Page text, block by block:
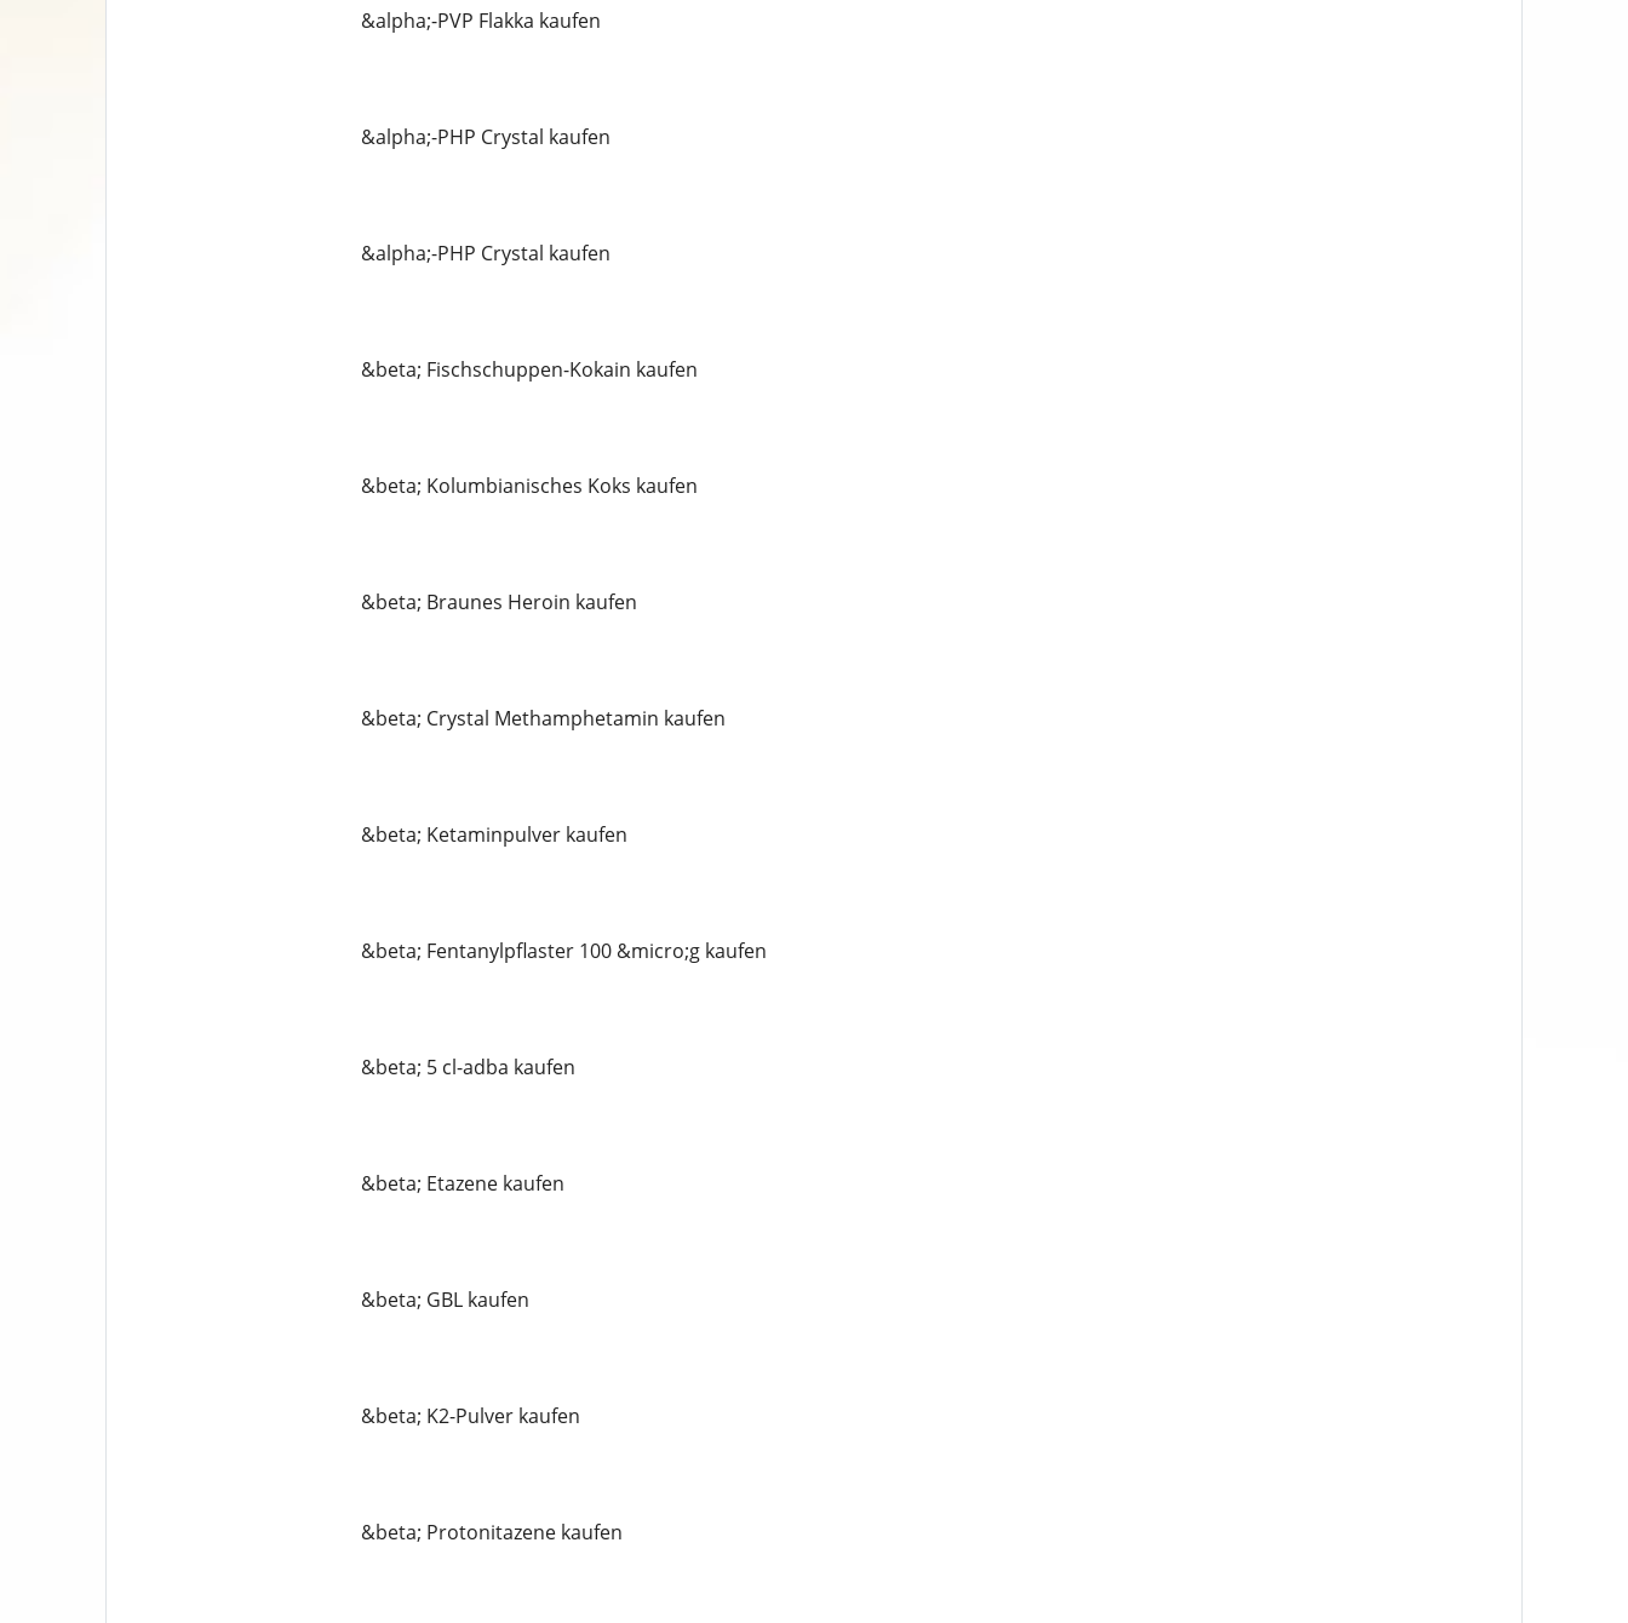
&alpha;-PVP Flakka kaufen
&alpha;-PHP Crystal kaufen
&alpha;-PHP Crystal kaufen
&beta; Fischschuppen-Kokain kaufen
&beta; Kolumbianisches Koks kaufen
&beta; Braunes Heroin kaufen
&beta; Crystal Methamphetamin kaufen
&beta; Ketaminpulver kaufen
&beta; Fentanylpflaster 100 &micro;g kaufen
&beta; 5 cl-adba kaufen
&beta; Etazene kaufen
&beta; GBL kaufen
&beta; K2-Pulver kaufen
&beta; Protonitazene kaufen